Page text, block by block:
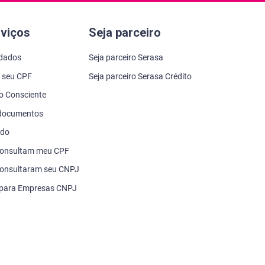
CPF
Consciente
meu CPF
seu CNPJ
Empresas CNPJ
Seja parceiro
Seja parceiro Serasa
Seja parceiro Serasa Crédito